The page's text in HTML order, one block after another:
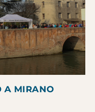
A MIRANO